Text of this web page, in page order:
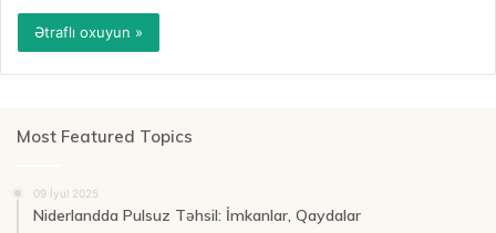
Ətraflı oxuyun »
Most Featured Topics
09 İyul 2025
Niderlandda Pulsuz Təhsil: İmkanlar, Qaydalar